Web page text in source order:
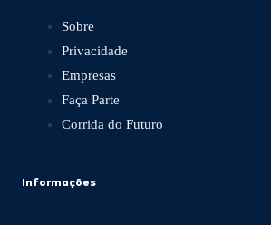
Sobre
Privacidade
Empresas
Faça Parte
Corrida do Futuro
Informações